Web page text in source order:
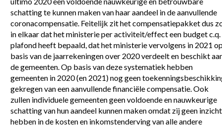
schatting te kunnen maken van haar aandeel in de aanvullende
coronacompensatie. Feitelijk zit het compensatiepakket dus
in elkaar dat het ministerie per activiteit/effect een budget c.q.
plafond heeft bepaald, dat het ministerie vervolgens in 2021
basis van de jaarrekeningen over 2020 verdeelt en beschikt
de gemeenten. Op basis van deze systematiek hebben
gemeenten in 2020 (en 2021) nog geen
gekregen van een aanvullende financiële compensatie. Ook
zullen individuele gemeenten geen voldoende en nauwkeurige
schatting van hun aandeel kunnen maken omdat zij geen inzicht
hebben in de kosten en inkomstenderving van alle andere